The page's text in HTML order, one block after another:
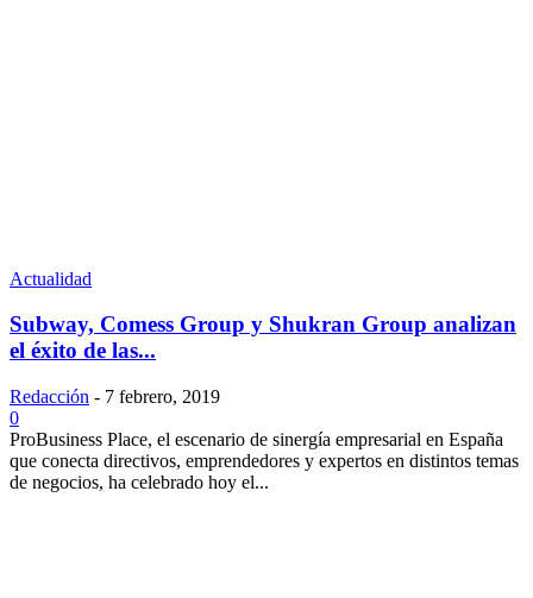
Actualidad
Subway, Comess Group y Shukran Group analizan
el éxito de las...
Redacción - 7 febrero, 2019
0
ProBusiness Place, el escenario de sinergía empresarial en España
que conecta directivos, emprendedores y expertos en distintos temas
de negocios, ha celebrado hoy el...